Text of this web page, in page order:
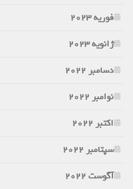
فوریه 2023
ژانویه 2023
دسامبر 2022
نوامبر 2022
اکتبر 2022
سپتامبر 2022
آگوست 2022